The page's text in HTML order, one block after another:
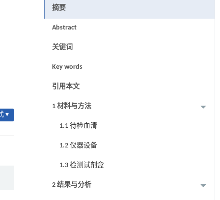
▾
摘要
Abstract
关键词
Key words
引用本文
1 材料与方法
1.1 待检血清
1.2 仪器设备
1.3 检测试剂盒
2 结果与分析